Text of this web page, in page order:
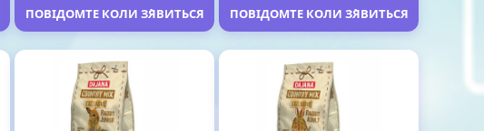
ПОВІДОМТЕ КОЛИ З`ЯВИТЬСЯ ПОВІДОМТЕ КОЛИ З`ЯВИТЬСЯ